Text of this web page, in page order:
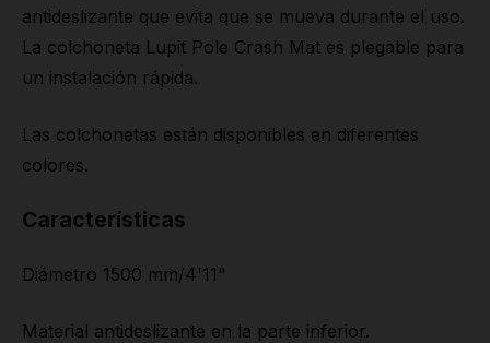
antideslizante que evita que se mueva durante el uso.
La colchoneta Lupit Pole Crash Mat es plegable para
un instalación rápida.
Las colchonetas están disponibles en diferentes
colores.
Características
Diámetro 1500 mm/4'11"
Material antideslizante en la parte inferior.